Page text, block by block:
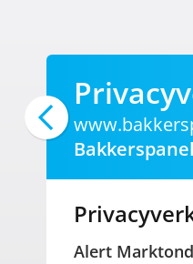
Bakkerspanel
Alert